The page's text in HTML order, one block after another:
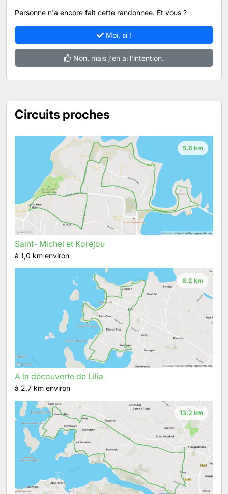
Personne n'a encore fait cette randonnée. Et vous ?
Moi, si !
Non, mais j'en ai l'intention.
Circuits proches
5,6 km
Saint- Michel et Koréjou
à 1,0 km environ
8,2 km
A la découverte de Lilia
à 2,7 km environ
13,2 km